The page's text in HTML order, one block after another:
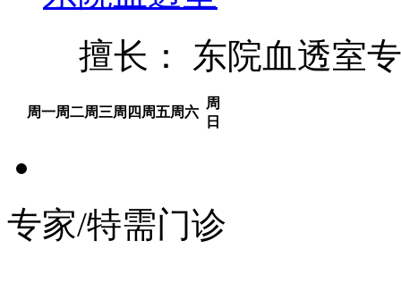
擅长： 东院血透室
周一周二周三周四 周五周六
周
日
专家/特需门诊